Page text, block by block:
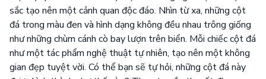
sắc tạo nên một cảnh quan độc đáo. Nhìn từ xa, những cột
đá trong màu đen và hình dạng không đều nhau trông giống
như những chùm cánh cò bay lượn trên biển. Mỗi chiếc cột đá
như một tác phẩm nghệ thuật tự nhiên, tạo nên một không
gian đẹp tuyệt vời. Có thể bạn sẽ tự hỏi, những cột đá này